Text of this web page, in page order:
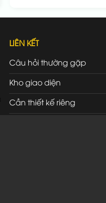
LIÊN KẾT
Câu hỏi thường gặp
Kho giao diện
Cần thiết kế riêng